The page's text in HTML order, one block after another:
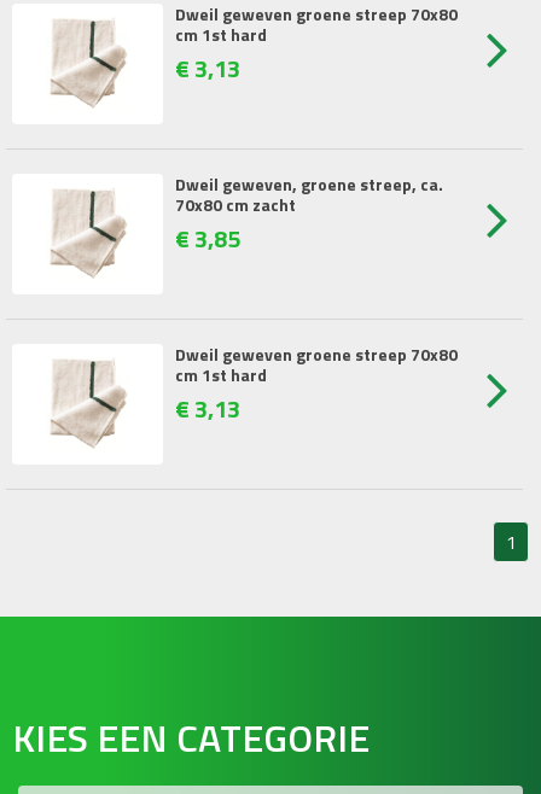
Dweil geweven groene streep 70x80
cm 1st hard
€3,13
Dweil geweven, groene streep, ca.
70x80 cm zacht
€3,85
Dweil geweven groene streep 70x80
cm 1st hard
€3,13
1
KIES EEN CATEGORIE